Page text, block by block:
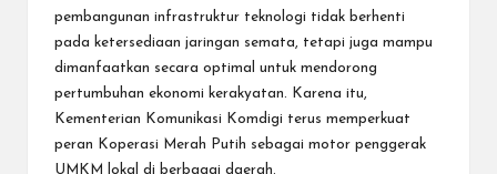
pembangunan infrastruktur teknologi tidak berhenti
pada ketersediaan jaringan semata, tetapi juga mampu
dimanfaatkan secara optimal untuk mendorong
pertumbuhan ekonomi kerakyatan. Karena itu,
Kementerian Komunikasi Komdigi terus memperkuat
peran Koperasi Merah Putih sebagai motor penggerak
UMKM lokal di berbagai daerah.